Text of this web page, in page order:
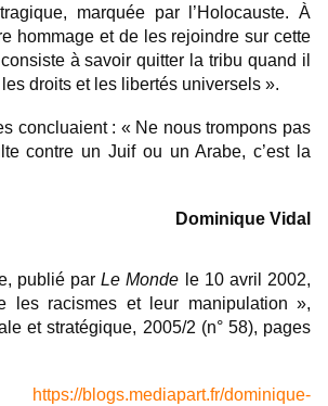
marquée par l’Holocauste. À
hommage et de les rejoindre sur cette
à savoir quitter la tribu quand il
droits et les libertés universels ».
concluaient : « Ne nous trompons pas
contre un Juif ou un Arabe, c’est la
Dominique Vidal
publié parLe Monde le 10 avril 2002,
les racismes et leur manipulation »,
et stratégique, 2005/2 (n° 58), pages
https://blogs.mediapart.fr/dominique-